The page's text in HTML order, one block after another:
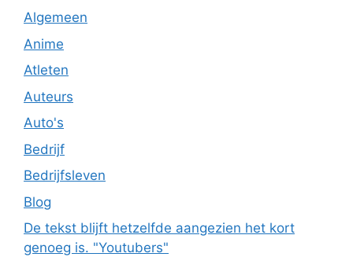
Algemeen
Anime
Atleten
Auteurs
Auto's
Bedrijf
Bedrijfsleven
Blog
De tekst blijft hetzelfde aangezien het kort
genoeg is. "Youtubers"